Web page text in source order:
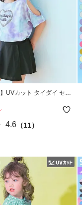
UVカット タイダイ セパ
4.6（11）